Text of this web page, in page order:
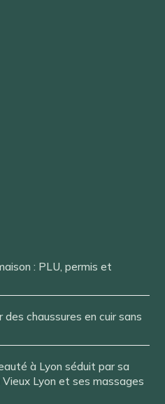
: PLU, permis et
chaussures en cuir sans
à Lyon séduit par sa
Lyon et ses massages